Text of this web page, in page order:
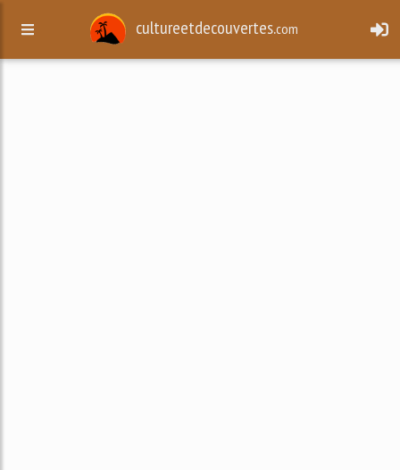
cultureetdecouvertes.com